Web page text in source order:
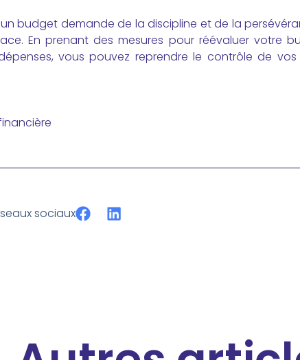
budget demande de la discipline et de la
En prenant des mesures pour réévaluer votre
vous pouvez reprendre le contrôle de
sociaux